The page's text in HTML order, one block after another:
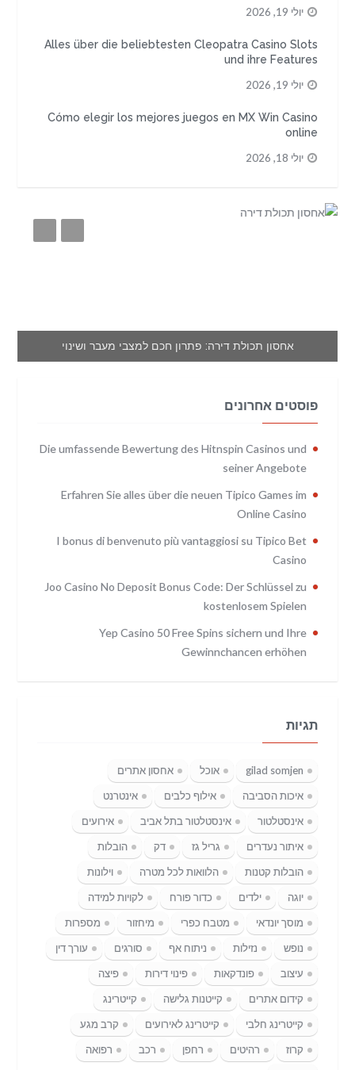
יולי 19, 2026
Alles über die beliebtesten Cleopatra Casino Slots
und ihre Features
יולי 19, 2026
Cómo elegir los mejores juegos en MX Win Casino
online
יולי 18, 2026
אחסון תכולת דירה: פתרון חכם למצבי מעבר ושינוי
פוסטים אחרונים
Die umfassende Bewertung des Hitnspin Casinos und
seiner Angebote
Erfahren Sie alles über die neuen Tipico Games im
Online Casino
I bonus di benvenuto più vantaggiosi su Tipico Bet
Casino
Joo Casino No Deposit Bonus Code: Der Schlüssel zu
kostenlosem Spielen
Yep Casino 50 Free Spins sichern und Ihre
Gewinnchancen erhöhen
תגיות
gilad somjen אוכל
אחסון אתרים
איכות הסביבה
אילוף כלבים
אינטרנט
אינסטלטור
אינסטלטור בתל אביב
אירועים
איתור נעדרים
גריל גז דק
הובלות
הובלות קטנות
הלוואות לכל מטרה
וילונות
יוגה
ילדים כדור פורח
לקויות למידה
מוסך יונדאי
מטבח כפרי מיחזור
מספרות
נופש
נזילות ניתוח אף סורגים
עורך דין
עיצוב
פונדקאות פינוי דירות
פיצה
קידום אתרים
קייטנות גלישה
קייטרינג
קייטרינג חלבי
קייטרינג לאירועים
קרב מגע
קרוז
רהיטים רחפן רכב
רפואה